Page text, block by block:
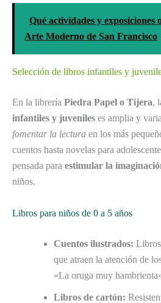
Qué actividades y exposiciones
Arte Moderno de San Francisco
Selección de libros infantiles y
En la librería Piedra Papel o Tijera,
infantiles y juveniles es amplia y
fomentar la lectura en los más
cuentos hasta novelas para
pensada para estimular la
niños.
Libros para niños de 0 a 5 años
Cuentos ilustrados:
que atraen la atención de
«La oruga muy
Libros de cartón: